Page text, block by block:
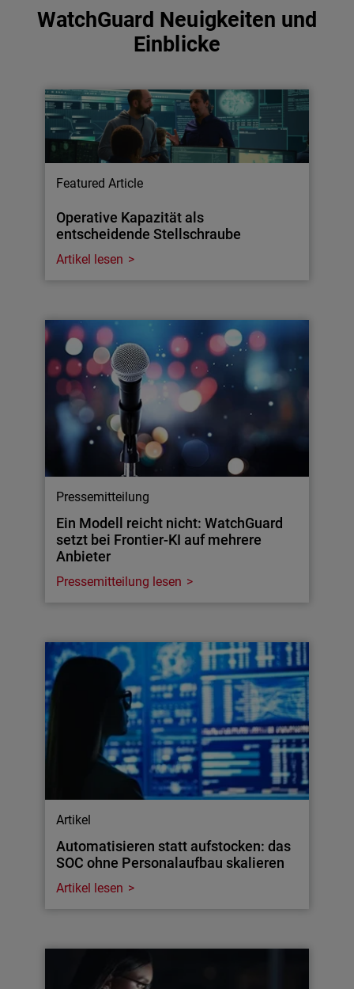
WatchGuard Neuigkeiten und
Einblicke
Featured Article
Operative Kapazität als
entscheidende Stellschraube
Artikel lesen
Pressemitteilung
Ein Modell reicht nicht: WatchGuard
setzt bei Frontier-KI auf mehrere
Anbieter
Pressemitteilung lesen
Artikel
Automatisieren statt aufstocken: das
SOC ohne Personalaufbau skalieren
Artikel lesen